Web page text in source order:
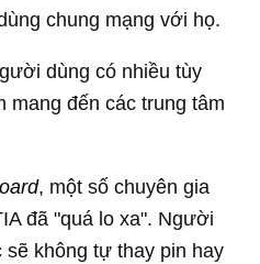
chung mạng với họ.
dùng có nhiều tùy
mang đến các trung tâm
, một số chuyên gia
đã "quá lo xa". Người
không tự thay pin hay